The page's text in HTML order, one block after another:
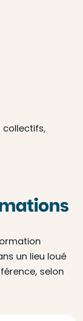
collectifs,
un lieu loué
selon